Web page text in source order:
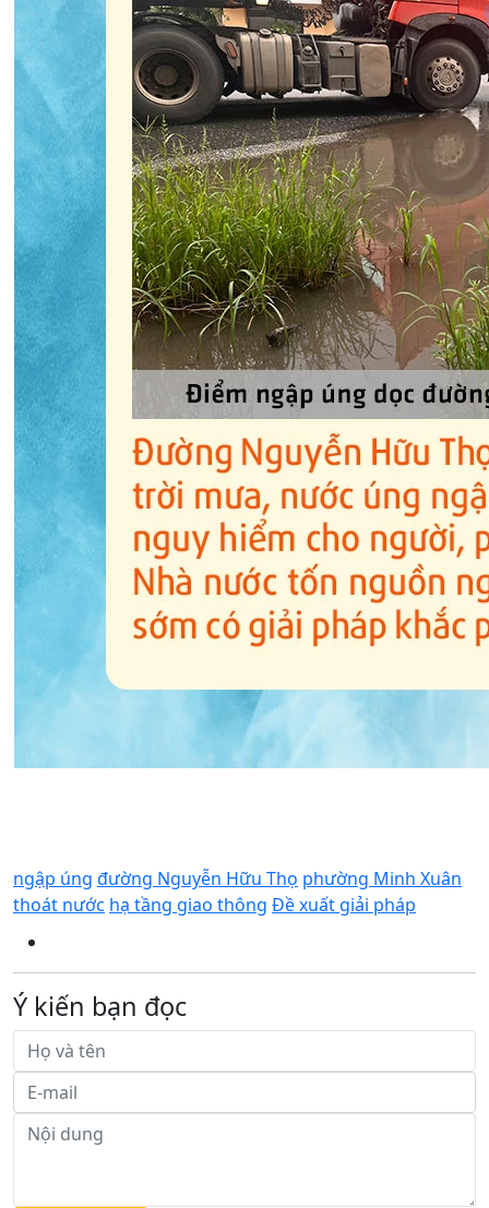
ngập úng đường Nguyễn Hữu Thọ phường Minh Xuân
thoát nước hạ tầng giao thông Đề xuất giải pháp
Ý kiến bạn đọc